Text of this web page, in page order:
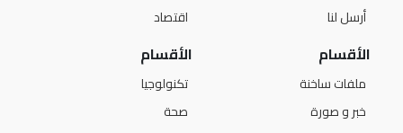
أرسل لنا
اقتصاد
الأقسام
ملفات ساخنة
خبر و صورة
الأقسام
تكنولوجيا
صحة